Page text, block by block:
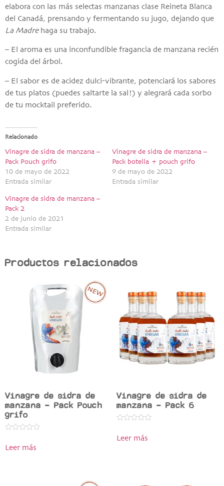
elabora con las más selectas manzanas clase Reineta Blanca
del Canadá, prensando y fermentando su jugo, dejando que
La Madrehaga su trabajo.
– El aroma es una inconfundible fragancia de manzana recién
cogida del árbol.
– El sabor es de acidez dulci-vibrante, potenciará los sabores
de tus platos (puedes saltarte la sal!) y alegrará cada sorbo
de tu mocktail preferido.
Relacionado
Vinagre de sidra de manzana –
Pack Pouch grifo
10 de mayo de 2022
Entrada similar
Vinagre de sidra de manzana –
Pack botella + pouch grifo
9 de mayo de 2022
Entrada similar
Vinagre de sidra de manzana –
Pack 2
2 de junio de 2021
Entrada similar
Productos relacionados
Vinagre de sidra de
manzana – Pack Pouch
grifo
0Leer más
Vinagre de sidra de
manzana – Pack 6
0Leer más